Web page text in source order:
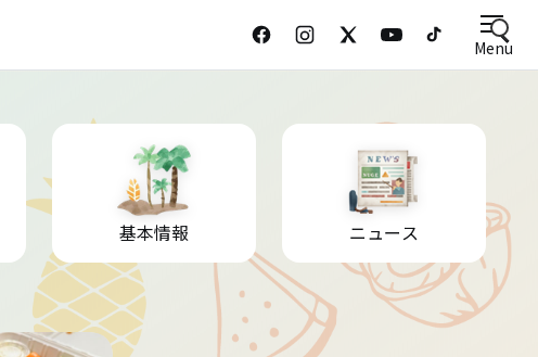
Menu
基本情報 ニュース